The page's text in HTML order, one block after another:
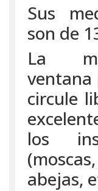
Sus
son de
La
ventana
circule
los
abejas,